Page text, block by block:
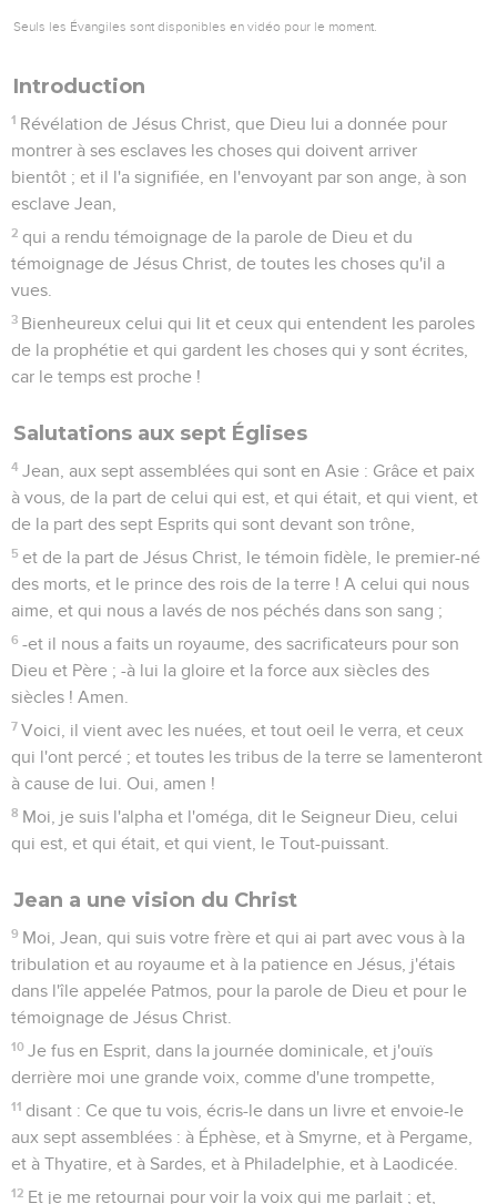
Seuls les Évangiles sont disponibles en vidéo pour le moment.
Introduction
1 Révélation de Jésus Christ, que Dieu lui a donnée pour
montrer à ses esclaves les choses qui doivent arriver
bientôt ; et il l'a signifiée, en l'envoyant par son ange, à son
esclave Jean,
2 qui a rendu témoignage de la parole de Dieu et du
témoignage de Jésus Christ, de toutes les choses qu'il a
vues.
3 Bienheureux celui qui lit et ceux qui entendent les paroles
de la prophétie et qui gardent les choses qui y sont écrites,
car le temps est proche !
Salutations aux sept Églises
4 Jean, aux sept assemblées qui sont en Asie : Grâce et paix
à vous, de la part de celui qui est, et qui était, et qui vient, et
de la part des sept Esprits qui sont devant son trône,
5 et de la part de Jésus Christ, le témoin fidèle, le premier-né
des morts, et le prince des rois de la terre ! A celui qui nous
aime, et qui nous a lavés de nos péchés dans son sang ;
6 -et il nous a faits un royaume, des sacrificateurs pour son
Dieu et Père ; -à lui la gloire et la force aux siècles des
siècles ! Amen.
7 Voici, il vient avec les nuées, et tout oeil le verra, et ceux
qui l'ont percé ; et toutes les tribus de la terre se lamenteront
à cause de lui. Oui, amen !
8 Moi, je suis l'alpha et l'oméga, dit le Seigneur Dieu, celui
qui est, et qui était, et qui vient, le Tout-puissant.
Jean a une vision du Christ
9 Moi, Jean, qui suis votre frère et qui ai part avec vous à la
tribulation et au royaume et à la patience en Jésus, j'étais
dans l'île appelée Patmos, pour la parole de Dieu et pour le
témoignage de Jésus Christ.
10 Je fus en Esprit, dans la journée dominicale, et j'ouïs
derrière moi une grande voix, comme d'une trompette,
11 disant : Ce que tu vois, écris-le dans un livre et envoie-le
aux sept assemblées : à Éphèse, et à Smyrne, et à Pergame,
et à Thyatire, et à Sardes, et à Philadelphie, et à Laodicée.
12 Et je me retournai pour voir la voix qui me parlait ; et,